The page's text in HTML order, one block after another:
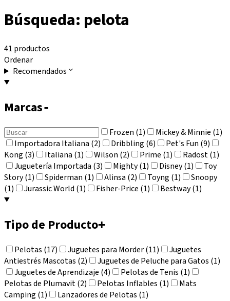
Búsqueda: pelota
41 productos
Ordenar
Recomendados
Marcas-
Frozen (1)
Mickey & Minnie (1)
Importadora Italiana (2)
Dribbling (6)
Pet's Fun (9)
Kong (3)
Italiana (1) Wilson (2) Prime (1)
Radost (1)
Juguetería Importada (3)
Mighty (1) Disney (1)
Toy
Story (1)
Spiderman (1) Alinsa (2) Toyng (1)
Snoopy
(1)
Jurassic World (1) Fisher-Price (1) Bestway (1)
Tipo de Producto+
Pelotas (17) Juguetes para Morder (11)
Juguetes
Antiestrés Mascotas (2)
Juguetes de Peluche para Gatos (1)
Juguetes de Aprendizaje (4)
Pelotas de Tenis (1)
Pelotas de Plumavit (2)
Pelotas Inflables (1)
Mats
Camping (1)
Lanzadores de Pelotas (1)